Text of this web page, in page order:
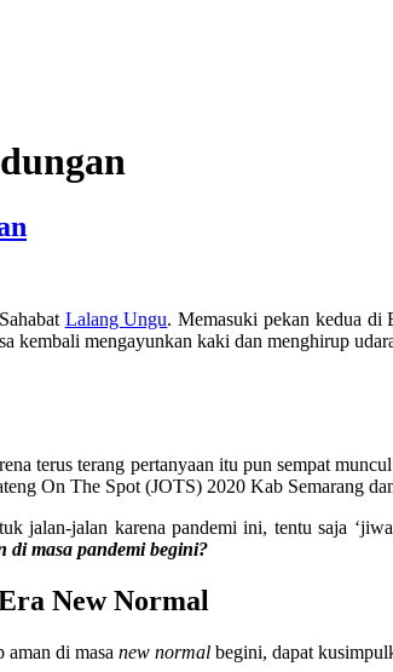
Lalang Ungu. Memasuki pekan kedua di
kembali mengayunkan kaki dan menghirup
terus terang pertanyaan itu pun sempat
On The Spot (JOTS) 2020 Kab Semarang
jalan-jalan karena pandemi ini, tentu saja
masa pandemi begini?
New Normal
aman di masa new normal begini, dapat